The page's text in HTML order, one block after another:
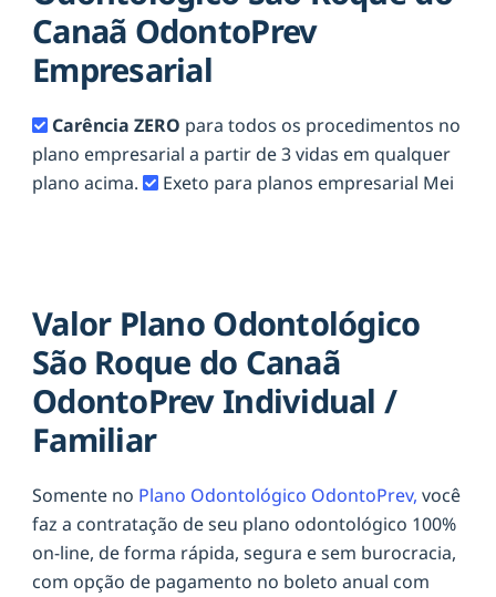
Canaã OdontoPrev
Empresarial
Carência ZERO para todos os procedimentos no
plano empresarial a partir de 3 vidas em qualquer
plano acima.
Exeto para planos empresarial Mei
Valor Plano Odontológico
São Roque do Canaã
OdontoPrev Individual /
Familiar
Somente no Plano Odontológico OdontoPrev, você
faz a contratação de seu plano odontológico 100%
on-line, de forma rápida, segura e sem burocracia,
com opção de pagamento no boleto anual com